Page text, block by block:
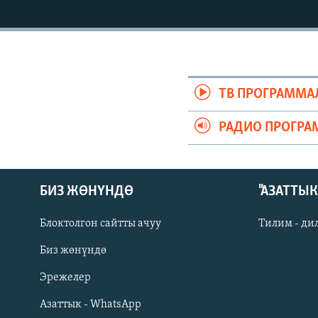
АЗАТТЫК+
Русский
ОНЛАЙН ШЕРИНЕ
ТВ
РАДИО
БИЗ ЖӨНҮНДӨ
Блоктолгон сайтты ачуу
Биз жөнүндө
Эрежелер
Азаттык - WhatsApp
Тилим -